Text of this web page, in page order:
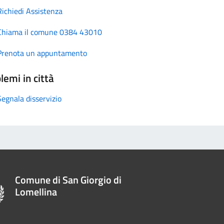
Assistenza
il comune 0384 43010
un appuntamento
in città
disservizio
Comune di San Giorgio di
Lomellina